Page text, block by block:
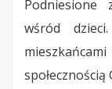
Podniesione
wśród
społecznością